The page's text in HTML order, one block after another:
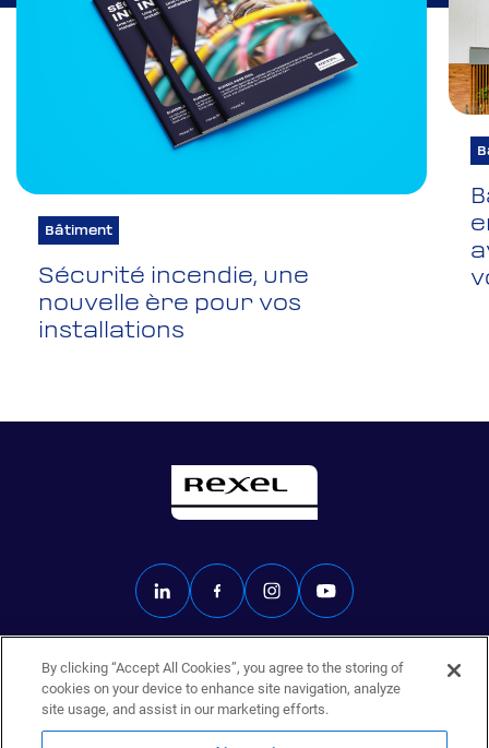
Bâtiment
Sécurité incendie, une
nouvelle ère pour vos
installations
Rexel.fr
Données personnelles
Mentions légales
By clicking “Accept All Cookies”, you agree to the storing of
cookies on your device to enhance site navigation, analyze
site usage, and assist in our marketing efforts.